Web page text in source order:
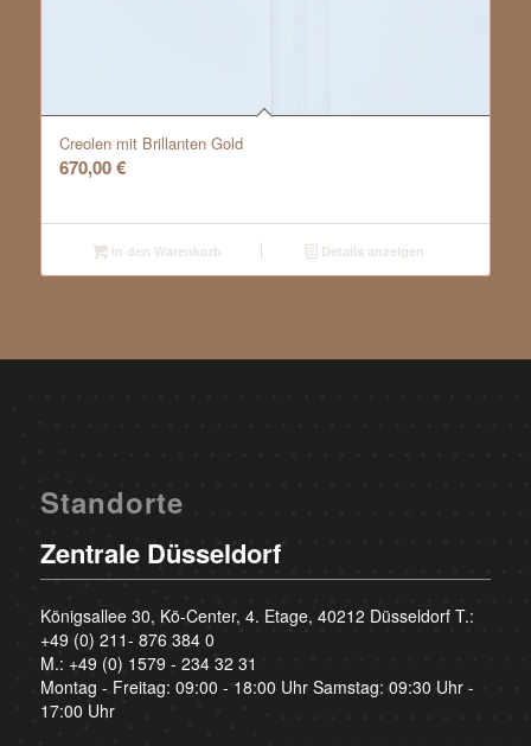
Creolen mit Brillanten Gold
670,00€
In den Warenkorb Details anzeigen
Standorte
Zentrale Düsseldorf
Königsallee 30, Kö-Center, 4. Etage, 40212 Düsseldorf T.:
+49 (0) 211- 876 384 0
M.: +49 (0) 1579 - 234 32 31
Montag - Freitag: 09:00 - 18:00 Uhr Samstag: 09:30 Uhr -
17:00 Uhr